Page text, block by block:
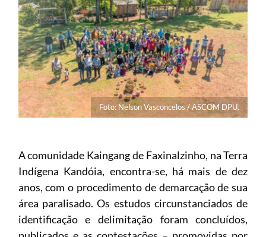
Foto: Nelson Vasconcelos / ASCOM DPU.
A comunidade Kaingang de Faxinalzinho, na Terra
Indígena Kandóia, encontra-se, há mais de dez
anos, com o procedimento de demarcação de sua
área paralisado. Os estudos circunstanciados de
identificação e delimitação foram concluídos,